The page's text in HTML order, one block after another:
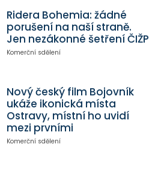
Ridera Bohemia: žádné
porušení na naší straně.
Jen nezákonné šetření ČIŽP
Komerční sdělení
Nový český film Bojovník
ukáže ikonická místa
Ostravy, místní ho uvidí
mezi prvními
Komerční sdělení